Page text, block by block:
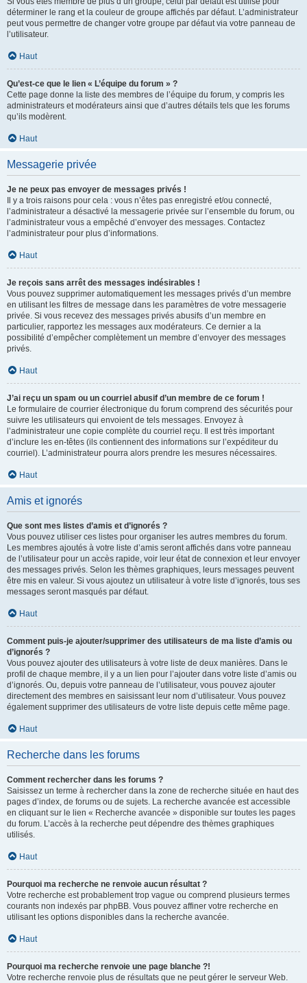
déterminer le rang et la couleur de groupe affichés par défaut. L’administrateur
peut vous permettre de changer votre groupe par défaut via votre panneau de
l’utilisateur.
Haut
Qu’est-ce que le lien « L’équipe du forum » ?
Cette page donne la liste des membres de l’équipe du forum, y compris les
administrateurs et modérateurs ainsi que d’autres détails tels que les forums
qu’ils modèrent.
Haut
Messagerie privée
Je ne peux pas envoyer de messages privés !
Il y a trois raisons pour cela : vous n’êtes pas enregistré et/ou connecté,
l’administrateur a désactivé la messagerie privée sur l’ensemble du forum, ou
l’administrateur vous a empêché d’envoyer des messages. Contactez
l’administrateur pour plus d’informations.
Haut
Je reçois sans arrêt des messages indésirables !
Vous pouvez supprimer automatiquement les messages privés d’un membre
en utilisant les filtres de message dans les paramètres de votre messagerie
privée. Si vous recevez des messages privés abusifs d’un membre en
particulier, rapportez les messages aux modérateurs. Ce dernier a la
possibilité d’empêcher complètement un membre d’envoyer des messages
privés.
Haut
J’ai reçu un spam ou un courriel abusif d’un membre de ce forum !
Le formulaire de courrier électronique du forum comprend des sécurités pour
suivre les utilisateurs qui envoient de tels messages. Envoyez à
l’administrateur une copie complète du courriel reçu. Il est très important
d’inclure les en-têtes (ils contiennent des informations sur l’expéditeur du
courriel). L’administrateur pourra alors prendre les mesures nécessaires.
Haut
Amis et ignorés
Que sont mes listes d’amis et d’ignorés ?
Vous pouvez utiliser ces listes pour organiser les autres membres du forum.
Les membres ajoutés à votre liste d’amis seront affichés dans votre panneau
de l’utilisateur pour un accès rapide, voir leur état de connexion et leur envoyer
des messages privés. Selon les thèmes graphiques, leurs messages peuvent
être mis en valeur. Si vous ajoutez un utilisateur à votre liste d’ignorés, tous ses
messages seront masqués par défaut.
Haut
Comment puis-je ajouter/supprimer des utilisateurs de ma liste d’amis ou
d’ignorés ?
Vous pouvez ajouter des utilisateurs à votre liste de deux manières. Dans le
profil de chaque membre, il y a un lien pour l’ajouter dans votre liste d’amis ou
d’ignorés. Ou, depuis votre panneau de l’utilisateur, vous pouvez ajouter
directement des membres en saisissant leur nom d’utilisateur. Vous pouvez
également supprimer des utilisateurs de votre liste depuis cette même page.
Haut
Recherche dans les forums
Comment rechercher dans les forums ?
Saisissez un terme à rechercher dans la zone de recherche située en haut des
pages d’index, de forums ou de sujets. La recherche avancée est accessible
en cliquant sur le lien « Recherche avancée » disponible sur toutes les pages
du forum. L’accès à la recherche peut dépendre des thèmes graphiques
utilisés.
Haut
Pourquoi ma recherche ne renvoie aucun résultat ?
Votre recherche est probablement trop vague ou comprend plusieurs termes
courants non indexés par phpBB. Vous pouvez affiner votre recherche en
utilisant les options disponibles dans la recherche avancée.
Haut
Pourquoi ma recherche renvoie une page blanche ?!
Votre recherche renvoie plus de résultats que ne peut gérer le serveur Web.